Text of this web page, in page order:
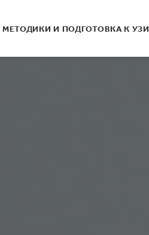
МЕТОДИКИ И ПОДГОТОВКА К УЗИ